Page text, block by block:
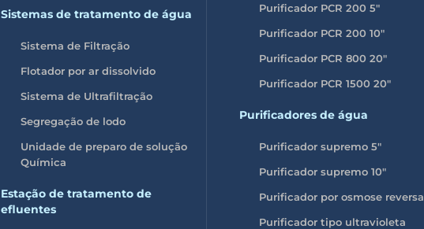
Sistemas de tratamento de água
Sistema de Filtração
Flotador por ar dissolvido
Sistema de Ultrafiltração
Segregação de lodo
Unidade de preparo de solução
Química
Estação de tratamento de
efluentes
Purificador PCR 200 5″
Purificador PCR 200 10″
Purificador PCR 800 20″
Purificador PCR 1500 20″
Purificadores de água
Purificador supremo 5″
Purificador supremo 10″
Purificador por osmose reversa
Purificador tipo ultravioleta